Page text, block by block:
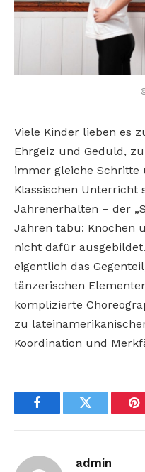
Viele Kinder lieben es
Ehrgeiz und Geduld,
immer gleiche Schritte
Klassischen Unterricht
Jahrenerhalten – der
Jahren tabu: Knochen
nicht dafür
eigentlich das
tänzerischen
komplizierte
zu
Koordination und
FacebookTwitter
admin